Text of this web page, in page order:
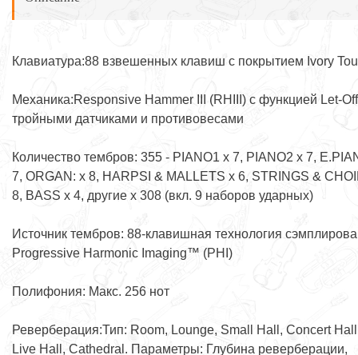
Клавиатура:88 взвешенных клавиш с покрытием Ivory
Механика:Responsive Hammer III (RHIII) с функцией Let-
тройными датчиками и противовесами
Количество тембров: 355 - PIANO1 x 7, PIANO2 x 7,
7, ORGAN: x 8, HARPSI & MALLETS x 6, STRINGS &
8, BASS x 4, другие x 308 (вкл. 9 наборов ударных)
Источник тембров: 88-клавишная технология
Progressive Harmonic Imaging™ (PHI)
Полифония: Макс. 256 нот
Реверберация:Тип: Room, Lounge, Small Hall, Concert
Live Hall, Cathedral. Параметры: Глубина реверберации,